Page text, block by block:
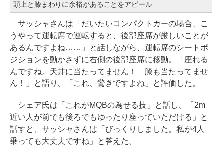
頭上と膝まわりに余裕があることをアピール
サッシャさんは「だいたいコンパクトカーの場合、こ
うやって運転席で運転すると、後部座席が厳しいことが
あるんですよね……」と話しながら、運転席のシートポ
ジションを動かさずに右側の後部座席に移動。「座れる
んですね。天井に当たってません！ 膝も当たってませ
ん！」と語り、「これ、驚きですよね」と評価した。
シェア氏は「これがMQBの為せる技」と話し、「2m
近い人が前でも後ろでもゆったり座っていただける」と
話すと、サッシャさんは「びっくりしました。私が4人
乗っても大丈夫ですね」と答えた。